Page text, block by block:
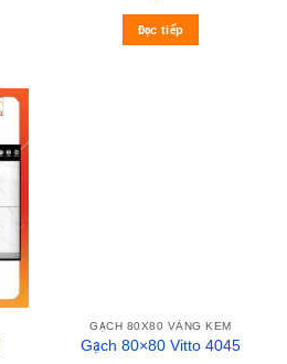
Đọc tiếp
GẠCH 80X80 VÀNG KEM
Gạch 80×80 Vitto 4045